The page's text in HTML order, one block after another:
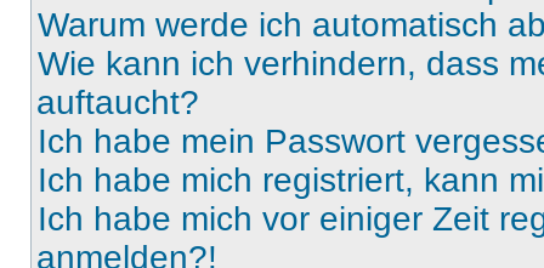
Warum werde ich automatisch
Wie kann ich verhindern, dass
auftaucht?
Ich habe mein Passwort
Ich habe mich registriert, kann
Ich habe mich vor einiger Zeit
anmelden?!